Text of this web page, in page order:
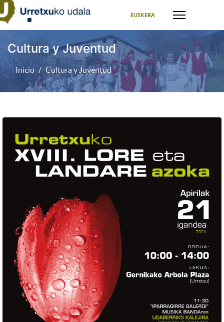
EUSKERA
Cultura y Juventud
Inicio Cultura y Juventud